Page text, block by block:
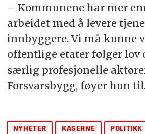
– Kommunene har mer
arbeidet med å levere
innbyggere. Vi må kunne
offentlige etater følger lov
særlig profesjonelle
Forsvarsbygg, føyer hun
NYHETER KASERNE POLITIKK